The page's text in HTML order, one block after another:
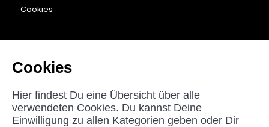
Cookies
KONTAKT
beyounic GmbH
Nordstraße 27
33181 Bad Wünnenberg
Germany
helpdesk@beyounic.eu
Cookies
Hier findest Du eine Übersicht über alle
verwendeten Cookies. Du kannst Deine
Einwilligung zu allen Kategorien geben oder Dir